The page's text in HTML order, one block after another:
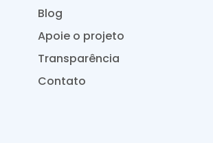
Blog
Apoie o projeto
Transparência
Contato